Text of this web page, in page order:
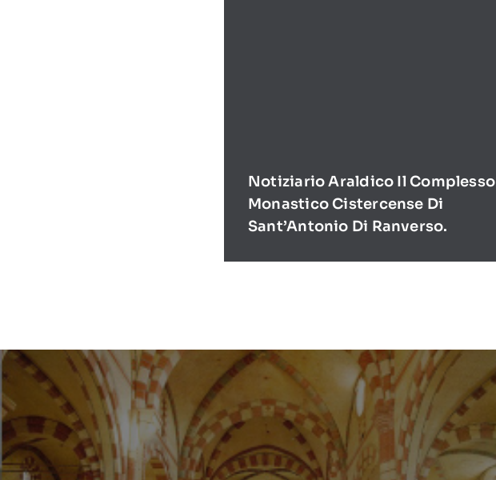
Notiziario Araldico Il Complesso
Monastico Cistercense Di
Sant’Antonio Di Ranverso.